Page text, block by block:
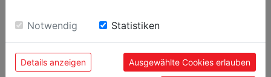
Verpackungslänge in mm
Allgemeine Daten
Einwilligung zu unseren Cookies.
Notwendig Statistiken
Details anzeigen Ausgewählte Cookies erlauben